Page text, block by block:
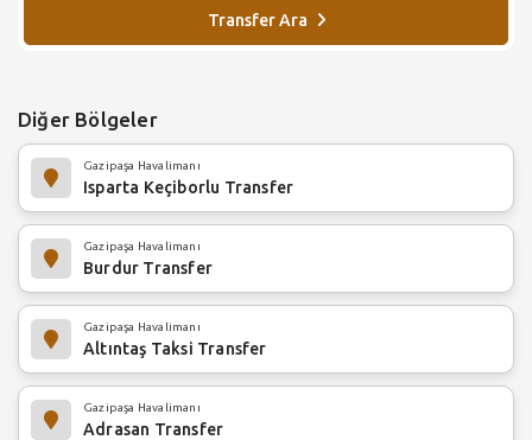
Transfer Ara
Diğer Bölgeler
Gazipaşa Havalimanı
Isparta Keçiborlu Transfer
Gazipaşa Havalimanı
Burdur Transfer
Gazipaşa Havalimanı
Altıntaş Taksi Transfer
Gazipaşa Havalimanı
Adrasan Transfer